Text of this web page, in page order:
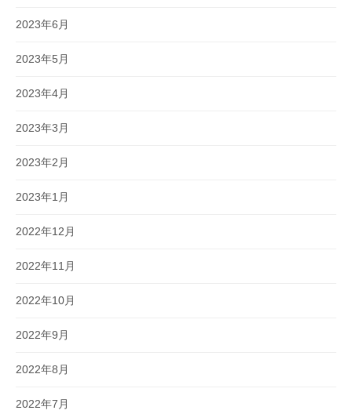
2023年6月
2023年5月
2023年4月
2023年3月
2023年2月
2023年1月
2022年12月
2022年11月
2022年10月
2022年9月
2022年8月
2022年7月